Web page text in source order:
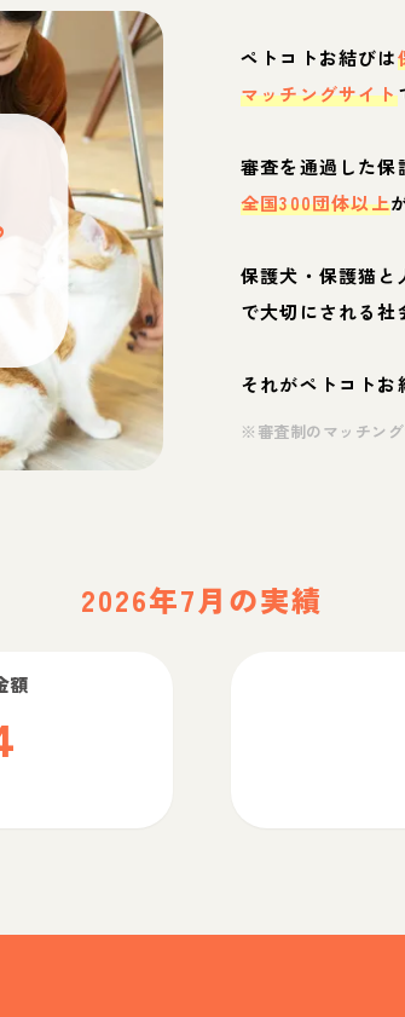
ペトコトお結びは
マッチングサイト
審査を通過した保
全国300団体以上
保護犬・保護猫と
で大切にされる社
それがペトコトお
※審査制のマッチン
2026年7月の実績
額